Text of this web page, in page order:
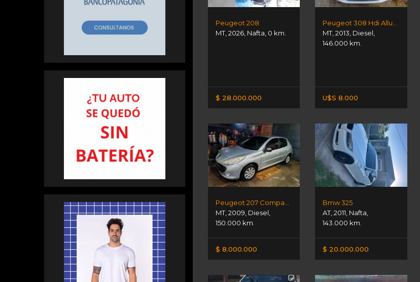
Peugeot 208
MT,2026, Nafta, 0 km.
$ 28.000.000
Peugeot 308 Hdi Allure Nav
MT,2013, Diesel,
146.000 km.
U$S 8.000
Peugeot 207 Compact Xs
MT,2009, Diesel,
150.000 km.
$ 8.000.000
Bmw 325
AT,2011, Nafta,
143.000 km.
$ 20.000.000